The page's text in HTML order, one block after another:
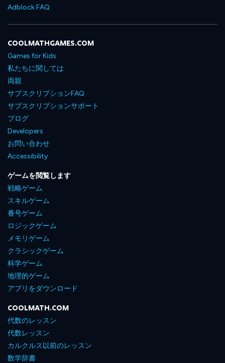
Adblock FAQ
COOLMATHGAMES.COM
Games for Kids
私たちに関しては
両親
サブスクリプションFAQ
サブスクリプションサポート
ブログ
Developers
お問い合わせ
Accessibility
ゲームを閲覧します
戦略ゲーム
スキルゲーム
番号ゲーム
ロジックゲーム
メモリゲーム
クラシックゲーム
科学ゲーム
地理的ゲーム
アプリをダウンロード
COOLMATH.COM
代数のレッスン
代数レッスン
カルクルス以前のレッスン
数学辞書